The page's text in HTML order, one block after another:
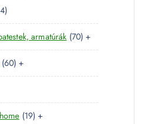
k
é
k
r
m
é
e
r
m
é
k
1
4
t
e
r
m
k
armatúrák 707
0
e
m
+
606
0
e
r
+
191 +